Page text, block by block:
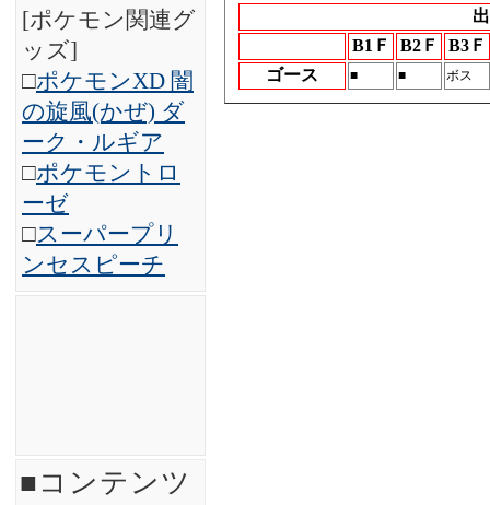
[ポケモン関連グ
ッズ]
□ポケモンXD 闇
の旋風(かぜ) ダ
ーク・ルギア
□ポケモントロ
ーゼ
□スーパープリ
ンセスピーチ
■コンテンツ
B1Ｆ
B2Ｆ
B3Ｆ
ゴース
■ ■ ボス